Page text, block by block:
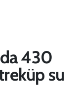
430
su